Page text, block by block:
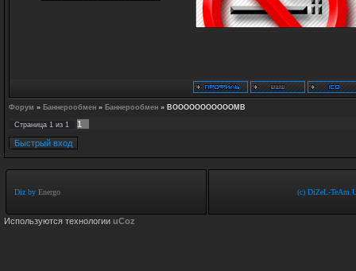
Форум » Баннерообмен » Баннерообмен » BOOOOOOOOOOOMB
Страница 1 из 1 1
Diz by Energo (c) DiZeL-
Используются технологии uCoz